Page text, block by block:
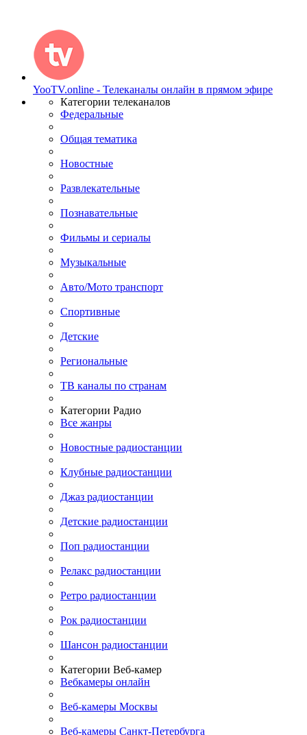
YooTV.online - Телеканалы онлайн в прямом эфире
Категории телеканалов
Федеральные
Общая тематика
Новостные
Развлекательные
Познавательные
Фильмы и сериалы
Музыкальные
Авто/Мото транспорт
Спортивные
Детские
Региональные
ТВ каналы по странам
Категории Радио
Все жанры
Новостные радиостанции
Клубные радиостанции
Джаз радиостанции
Детские радиостанции
Поп радиостанции
Релакс радиостанции
Ретро радиостанции
Рок радиостанции
Шансон радиостанции
Категории Веб-камер
Вебкамеры онлайн
Веб-камеры Москвы
Веб-камеры Санкт-Петербурга